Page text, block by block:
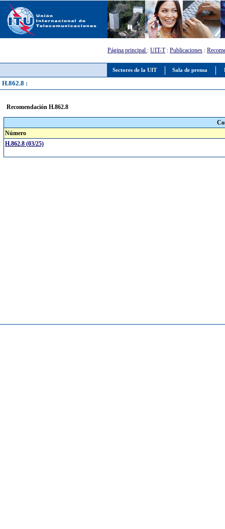
Sectores de la UIT Sala de prensa
Página principal : UIT-T: Publicaciones :
H.862.8 :
Recomendación H.862.8
Número
H.862.8 (03/25)